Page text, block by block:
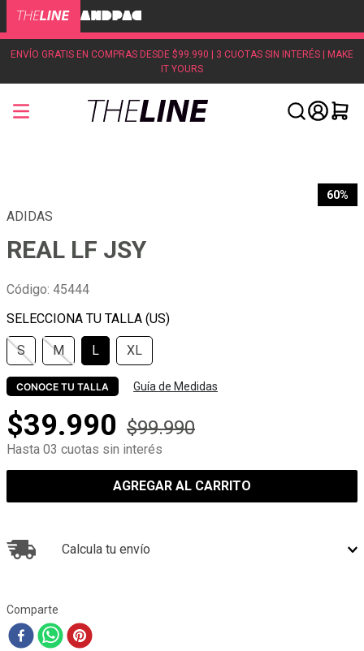
ENVÍO GRATIS EN COMPRAS DESDE $99.990 | 3 CUOTAS SIN INTERÉS | MAKE
IT YOURS
60%
ADIDAS
REAL LF JSY
Código: 45444
S M L XL
CONOCE TU TALLA Guía de Medidas
$39.990 $99.990
Hasta 03 cuotas sin interés
AGREGAR AL CARRITO
Calcula tu envío
Comparte